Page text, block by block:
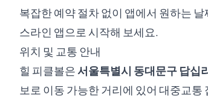
복잡한 예약 절차 없이 앱에서 원하는
스라인 앱으로 시작해 보세요.
위치 및 교통 안내
힐 피클볼은서울특별시 동대문구 답십
보로 이동 가능한 거리에 있어 대중교통